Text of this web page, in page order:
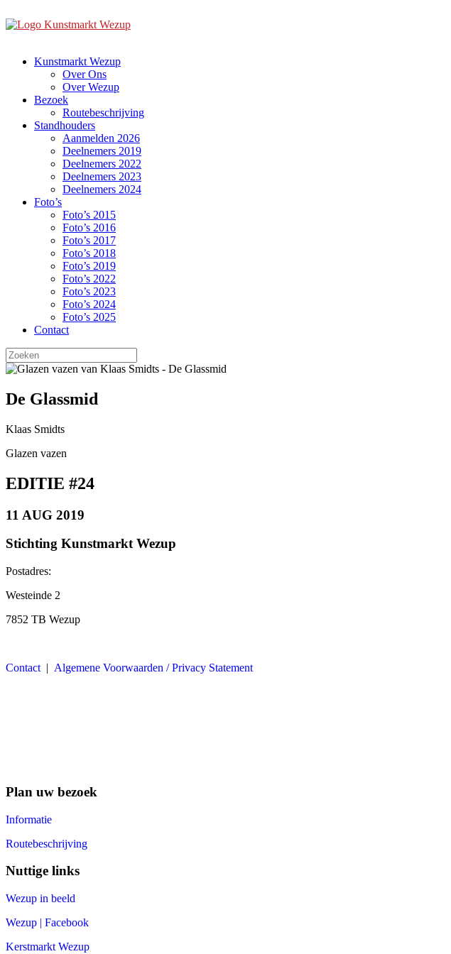
naar
Kunstmarkt Wezup
Over Ons
Over Wezup
Bezoek
Routebeschrijving
Standhouders
Aanmelden 2026
Deelnemers 2019
Deelnemers 2022
Deelnemers 2023
Deelnemers 2024
Foto’s
Foto’s 2015
Foto’s 2016
Foto’s 2017
Foto’s 2018
Foto’s 2019
Foto’s 2022
Foto’s 2023
Foto’s 2024
Foto’s 2025
Contact
Zoeken
naar:
De Glassmid
Klaas Smidts
Glazen vazen
EDITIE #24
11 AUG 2019
Stichting Kunstmarkt Wezup
Postadres:
Westeinde 2
7852 TB Wezup
Contact | Algemene Voorwaarden / Privacy Statement
Plan uw bezoek
Informatie
Routebeschrijving
Nuttige links
Wezup in beeld
Wezup | Facebook
Kerstmarkt Wezup